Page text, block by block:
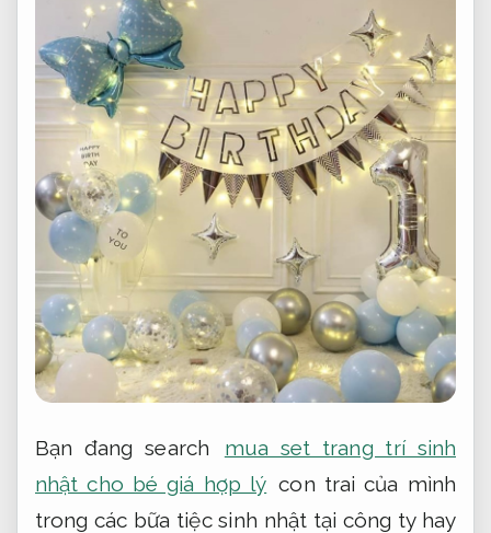
Bạn đang search
mua set trang trí sinh
nhật cho bé giá hợp lý con trai của mình
trong các bữa tiệc sinh nhật tại công ty hay